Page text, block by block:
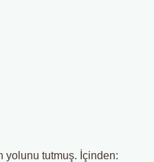
yolunu tutmuş. İçinden: